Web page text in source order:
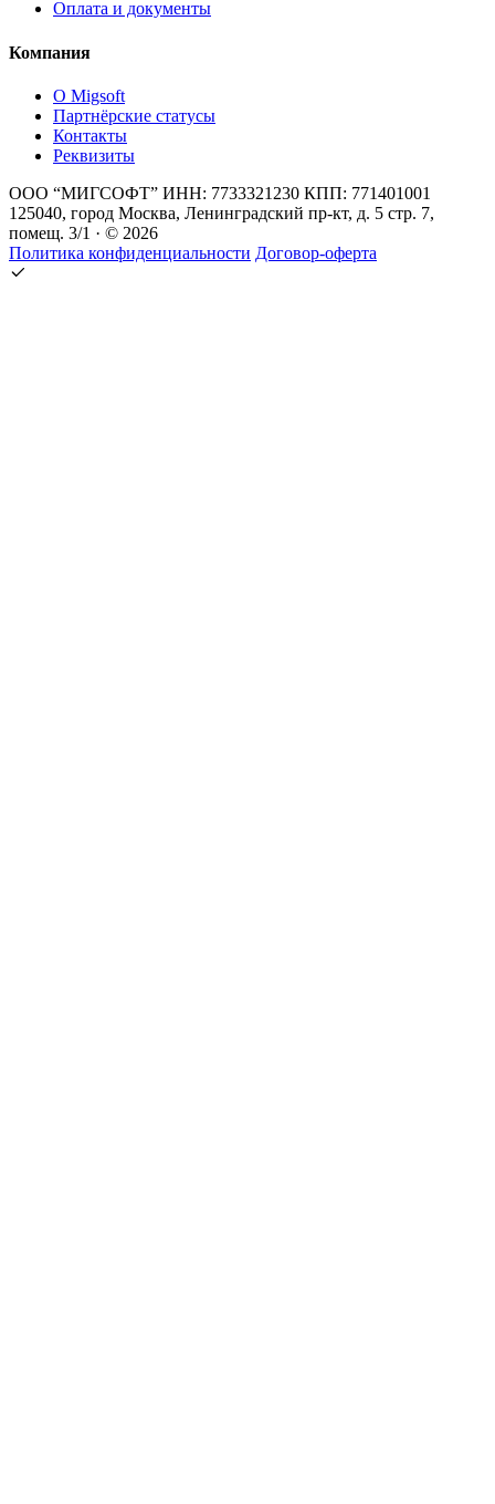
Оплата и документы
Компания
О Migsoft
Партнёрские статусы
Контакты
Реквизиты
ООО “МИГСОФТ” ИНН: 7733321230 КПП: 771401001
125040, город Москва, Ленинградский пр-кт, д. 5 стр. 7,
помещ. 3/1 · © 2026
Политика конфиденциальности Договор-оферта